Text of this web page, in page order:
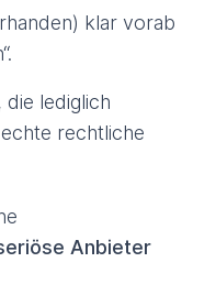
klar vorab
die lediglich
rechtliche
Anbieter